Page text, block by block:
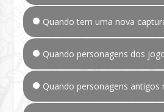
Quando tem uma nova
Quando personagens dos
Quando personagens antigos